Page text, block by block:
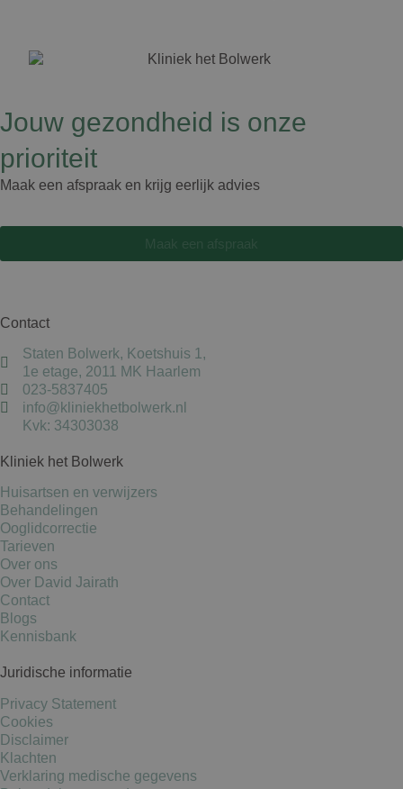
Jouw gezondheid is onze
prioriteit
Maak een afspraak en krijg eerlijk advies
Contact
Staten Bolwerk, Koetshuis 1,
1e etage, 2011 MK Haarlem
023-5837405
info@kliniekhetbolwerk.nl
Kvk: 34303038
Kliniek het Bolwerk
Huisartsen en verwijzers
Behandelingen
Ooglidcorrectie
Tarieven
Over ons
Over David Jairath
Contact
Blogs
Kennisbank
Juridische informatie
Privacy Statement
Cookies
Disclaimer
Klachten
Verklaring medische gegevens